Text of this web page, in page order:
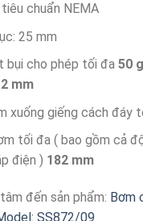
chuẩn NEMA
25 mm
bụi cho phép tối đa 50
2 mm
xuống giếng cách đáy
tối đa ( bao gồm cả
điện ) 182 mm
đến sản phẩm: Bơm
SS872/09